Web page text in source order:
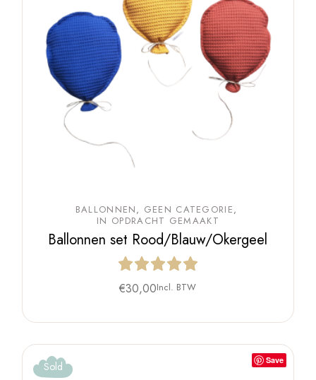
BALLONNEN
GEEN CATEGORIE
IN OPDRACHT GEMAAKT
Ballonnen set Rood/Blauw/Okergeel
€30,00Incl. BTW
Save
Sold